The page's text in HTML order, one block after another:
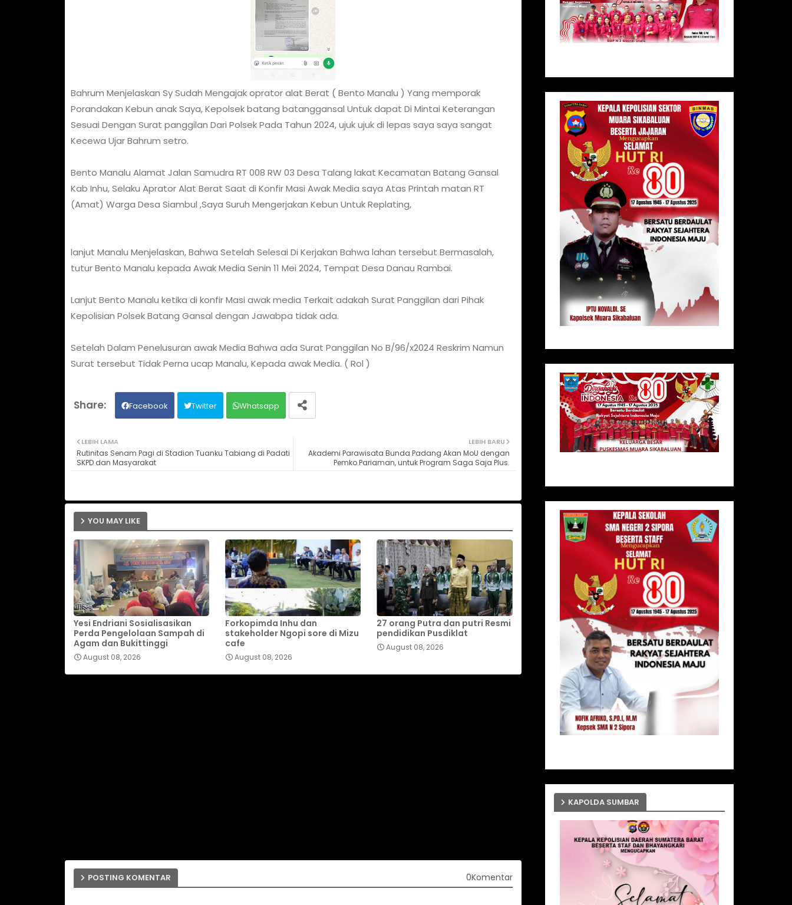
Bahrum Menjelaskan Sy Sudah Mengajak oprator alat Berat ( Bento Manalu ) Yang memporak
Porandakan Kebun anak Saya, Kepolsek batang batanggansal Untuk dapat Di Mintai Keterangan
Sesuai Dengan Surat panggilan Dari Polsek Pada Tahun 2024, ujuk ujuk di lepas saya saya sangat
Kecewa Ujar Bahrum setro.
Bento Manalu Alamat Jalan Samudra RT 008 RW 03 Desa Talang lakat Kecamatan Batang Gansal
Kab Inhu, Selaku Aprator Alat Berat Saat di Konfir Masi Awak Media saya Atas Printah matan RT
(Amat) Warga Desa Siambul ,Saya Suruh Mengerjakan Kebun Untuk Replating,
lanjut Manalu Menjelaskan, Bahwa Setelah Selesai Di Kerjakan Bahwa lahan tersebut Bermasalah,
tutur Bento Manalu kepada Awak Media Senin 11 Mei 2024, Tempat Desa Danau Rambai.
Lanjut Bento Manalu ketika di konfir Masi awak media Terkait adakah Surat Panggilan dari Pihak
Kepolisian Polsek Batang Gansal dengan Jawabpa tidak ada.
Setelah Dalam Penelusuran awak Media Bahwa ada Surat Panggilan No B/96/x2024 Reskrim Namun
Surat tersebut Tidak Perna ucap Manalu, Kepada awak Media. ( Rol )
Facebook Twitter Whatsapp
LEBIH BARU
Akademi Parawisata Bunda Padang Akan MoU dengan
Pemko Pariaman, untuk Program Saga Saja Plus.
LEBIH LAMA
Rutinitas Senam Pagi di Stadion Tuanku Tabiang di Padati
SKPD dan Masyarakat
YOU MAY LIKE
Yesi Endriani Sosialisasikan
Perda Pengelolaan Sampah di
Agam dan Bukittinggi
August 08, 2026
Forkopimda Inhu dan
stakeholder Ngopi sore di Mizu
cafe
August 08, 2026
27 orang Putra dan putri Resmi
pendidikan Pusdiklat
August 08, 2026
POSTING KOMENTAR 0Komentar
KAPOLDA SUMBAR